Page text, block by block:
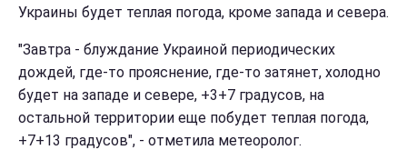
Украины будет теплая погода, кроме запада и севера.
"Завтра - блуждание Украиной периодических
дождей, где-то прояснение, где-то затянет, холодно
будет на западе и севере, +3+7 градусов, на
остальной территории еще побудет теплая погода,
+7+13 градусов", - отметила метеоролог.